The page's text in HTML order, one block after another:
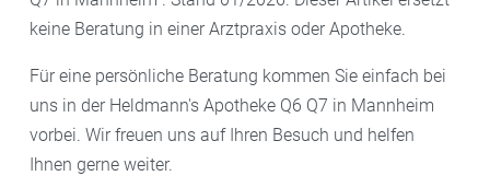
keine Beratung in einer Arztpraxis oder Apotheke.
Für eine persönliche Beratung kommen Sie einfach bei
uns in der Heldmann's Apotheke Q6 Q7 in Mannheim
vorbei. Wir freuen uns auf Ihren Besuch und helfen
Ihnen gerne weiter.